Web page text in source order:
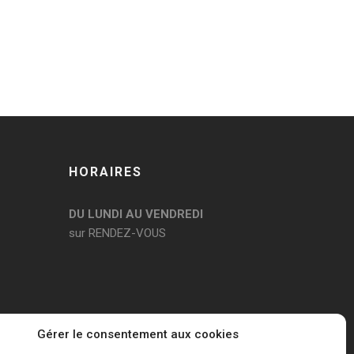
Gérer le consentement aux cookies
HORAIRES
DU LUNDI AU VENDREDI
sur RENDEZ-VOUS